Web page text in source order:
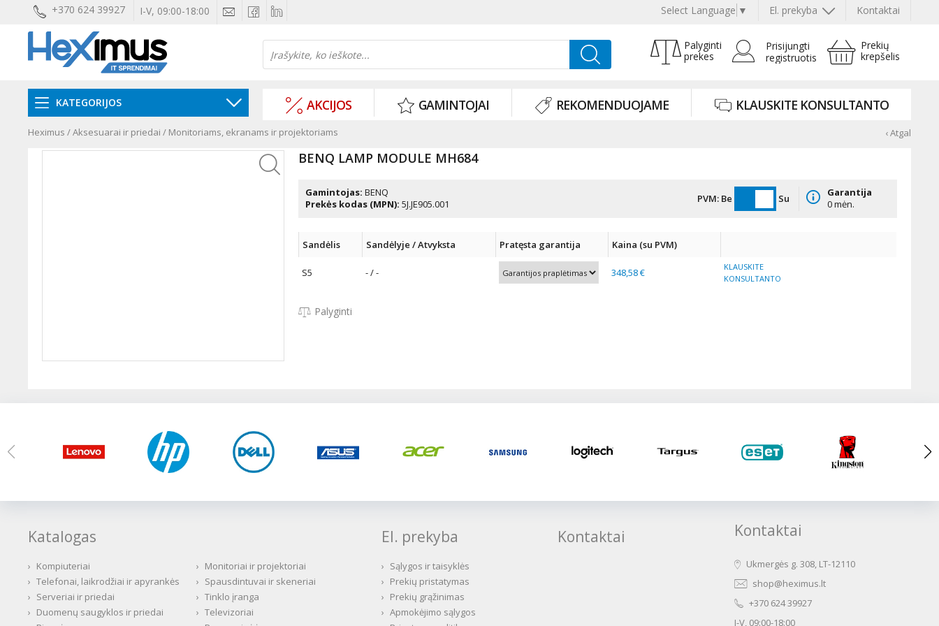
+370 624 39927 I-V, 09:00-18:00 Kontaktai
El. prekyba
Select Language ▼
Prekių
krepšelis
Prisijungti
registruotis
Palyginti
prekes
KATEGORIJOS AKCIJOS GAMINTOJAI REKOMENDUOJAME KLAUSKITE KONSULTANTO
Heximus /Aksesuarai ir priedai / Monitoriams, ekranams ir projektoriams ‹ Atgal
BENQ LAMP MODULE MH684
Gamintojas: BENQ
Prekės kodas (MPN): 5J.JE905.001 PVM: Be Su
Garantija
0 mėn.
Sandėlis Sandėlyje / Atvyksta Pratęsta garantija Kaina (su PVM)
S5 - / - 348,58 €
KLAUSKITE
KONSULTANTO
Palyginti
Katalogas
› Kompiuteriai › Monitoriai ir projektoriai
› Telefonai, laikrodžiai ir apyrankės › Spausdintuvai ir skeneriai
› Serveriai ir priedai › Tinklo įranga
› Duomenų saugyklos ir priedai › Televizoriai
El. prekyba
› Sąlygos ir taisyklės
› Prekių pristatymas
› Prekių grąžinimas
› Apmokėjimo sąlygos
Kontaktai Kontaktai
Ukmergės g. 308, LT-12110
shop@heximus.lt
+370 624 39927
I-V, 09:00-18:00